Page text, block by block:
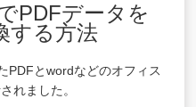
PDFデータを
する方法
PDFとwordなどのオフィス
れました。